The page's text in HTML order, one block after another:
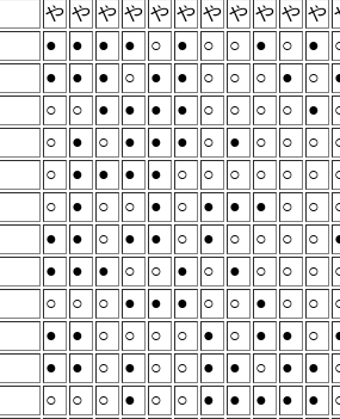
や や や や や や や や や や や
● ● ● ● ○ ● ○ ○ ● ○ ●
● ● ● ○ ● ● ○ ○ ○ ● ○
○ ○ ● ● ● ● ○ ○ ○ ○ ●
○ ● ○ ● ● ● ○ ● ○ ○ ○
○ ● ● ● ● ○ ○ ○ ○ ○ ○
○ ● ○ ○ ● ○ ● ● ● ○ ○
● ● ○ ● ● ○ ● ○ ○ ○ ○
● ● ● ○ ○ ● ○ ● ○ ○ ○
○ ○ ○ ● ● ● ○ ○ ● ○ ○
● ● ○ ○ ○ ○ ● ○ ● ● ○
● ● ○ ● ○ ○ ● ● ○ ● ●
○ ○ ○ ● ○ ○ ● ● ● ● ●